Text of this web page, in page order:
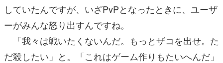
していたんですが、いざPvPとなったときに、ユーザ
ーがみんな怒り出すんですね。
「我々は戦いたくないんだ。もっとザコを出せ。た
だ殺したい」と。「これはゲーム作りもたいへんだ」